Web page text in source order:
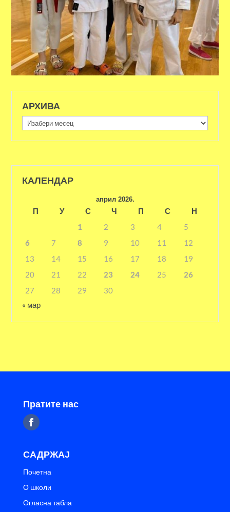
АРХИВА
Архива
КАЛЕНДАР
април 2026.
П У С Ч П С
Н
1
2 3 4
5
6
7 8 9 10 11
12
13
14 15 16 17 18
19
20
21 22 23 24 25
26
27
28 29
30
« мар
Пратите нас
САДРЖАЈ
Почетна
О школи
Огласна табла